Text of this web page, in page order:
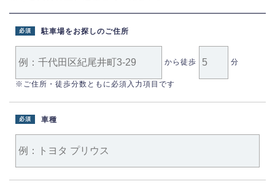
駐車場をお探しのご住所
必須
から徒歩 分
※ご住所・徒歩分数ともに必須入力項目です
車種
必須